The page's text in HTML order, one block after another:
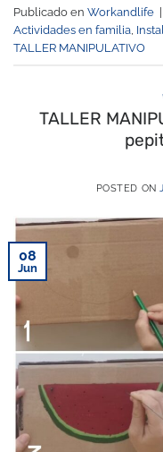
Publicado en Workandlife
Actividades en familia,
TALLER MANIPULATIVO
TALLER
POSTED ON
08
Jun